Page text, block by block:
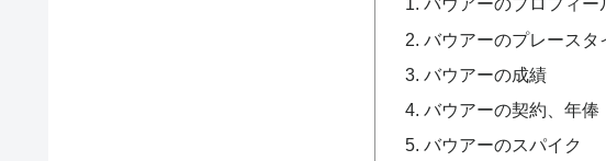
バウアーのプレースタ
バウアーの成績
バウアーの契約、年俸
バウアーのスパイク